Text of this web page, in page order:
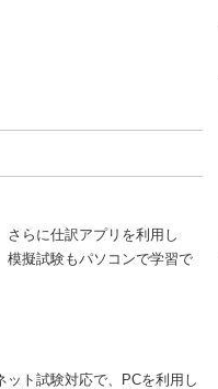
らに仕訳アプリを利用し
模擬試験もパソコンで学習で
ト試験対応で、PCを利用し